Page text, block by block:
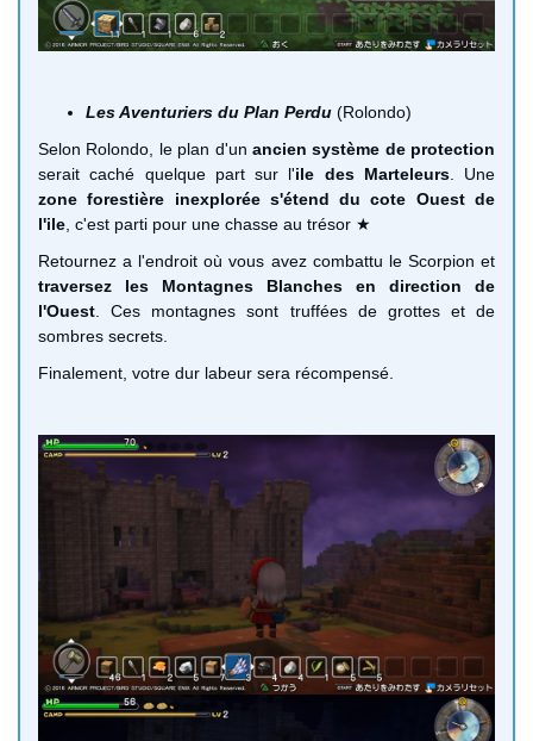
Les Aventuriers du Plan Perdu (Rolondo)
Selon Rolondo, le plan d'un ancien système de protection
serait caché quelque part sur l'ile des Marteleurs. Une
zone forestière inexplorée s'étend du cote Ouest de
l'ile, c'est parti pour une chasse au trésor ★
Retournez a l'endroit où vous avez combattu le Scorpion et
traversez les Montagnes Blanches en direction de
l'Ouest. Ces montagnes sont truffées de grottes et de
sombres secrets.
Finalement, votre dur labeur sera récompensé.